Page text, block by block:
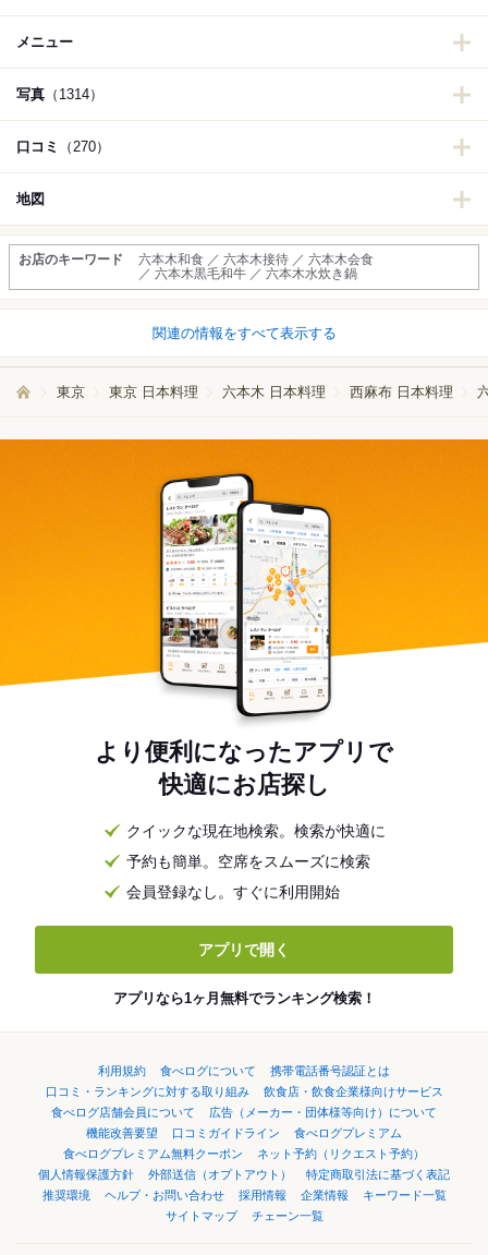
メニュー
写真 （1314）
口コミ （270）
地図
お店のキーワード
六本木和食 ／ 六本木接待 ／ 六本木会食
／ 六本木黒毛和牛 ／ 六本木水炊き鍋
関連の情報をすべて表示する
東京 東京 日本料理 六本木 日本料理 西麻布 日本料理
より便利になったアプリで
快適にお店探し
クイックな現在地検索。検索が快適に
予約も簡単。空席をスムーズに検索
会員登録なし。すぐに利用開始
アプリで開く
アプリなら1ヶ月無料でランキング検索！
利用規約 食べログについて
携帯電話番号認証とは
口コミ・ランキングに対する取り組み
飲食店・飲食企業様向けサービス
食べログ店舗会員について
広告（メーカー・団体様等向け）について
機能改善要望
口コミガイドライン
食べログプレミアム
食べログプレミアム無料クーポン
ネット予約（リクエスト予約）
個人情報保護方針
外部送信（オプトアウト）
特定商取引法に基づく表記
推奨環境
ヘルプ・お問い合わせ 採用情報 企業情報
キーワード一覧
サイトマップ
チェーン一覧